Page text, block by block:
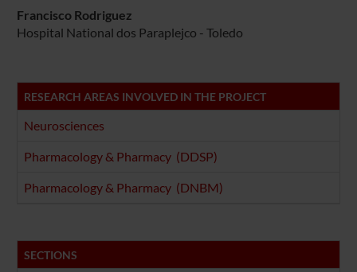
Francisco Rodriguez
Hospital National dos Paraplejco - Toledo
RESEARCH AREAS INVOLVED IN THE PROJECT
Neurosciences
Pharmacology & Pharmacy (DDSP)
Pharmacology & Pharmacy (DNBM)
SECTIONS